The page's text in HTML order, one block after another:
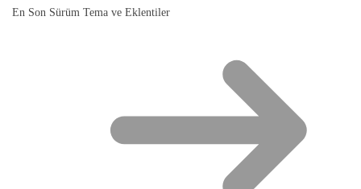
En Son Sürüm Tema ve Eklentiler